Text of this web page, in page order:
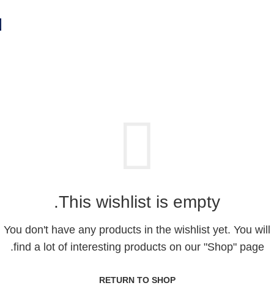
This wishlist is empty.
You don't have any products in the wishlist yet. You will
find a lot of interesting products on our "Shop" page.
RETURN TO SHOP